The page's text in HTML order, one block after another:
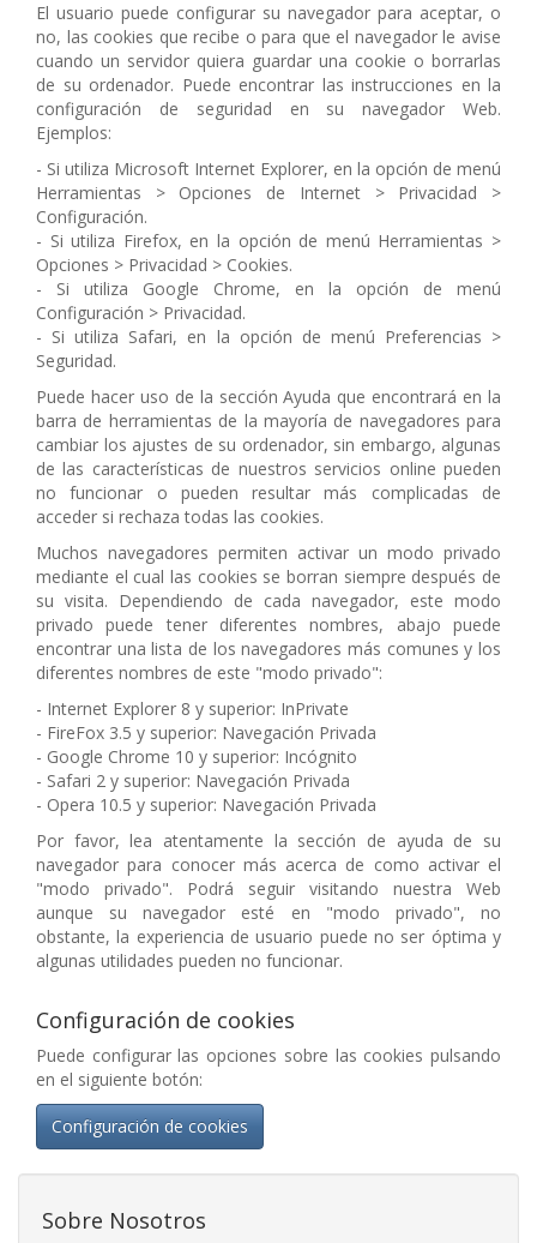
El usuario puede configurar su navegador para aceptar, o
no, las cookies que recibe o para que el navegador le avise
cuando un servidor quiera guardar una cookie o borrarlas
de su ordenador. Puede encontrar las instrucciones en la
configuración de seguridad en su navegador Web.
Ejemplos:
- Si utiliza Microsoft Internet Explorer, en la opción de menú
Herramientas > Opciones de Internet > Privacidad >
Configuración.
- Si utiliza Firefox, en la opción de menú Herramientas >
Opciones > Privacidad > Cookies.
- Si utiliza Google Chrome, en la opción de menú
Configuración > Privacidad.
- Si utiliza Safari, en la opción de menú Preferencias >
Seguridad.
Puede hacer uso de la sección Ayuda que encontrará en la
barra de herramientas de la mayoría de navegadores para
cambiar los ajustes de su ordenador, sin embargo, algunas
de las características de nuestros servicios online pueden
no funcionar o pueden resultar más complicadas de
acceder si rechaza todas las cookies.
Muchos navegadores permiten activar un modo privado
mediante el cual las cookies se borran siempre después de
su visita. Dependiendo de cada navegador, este modo
privado puede tener diferentes nombres, abajo puede
encontrar una lista de los navegadores más comunes y los
diferentes nombres de este "modo privado":
- Internet Explorer 8 y superior: InPrivate
- FireFox 3.5 y superior: Navegación Privada
- Google Chrome 10 y superior: Incógnito
- Safari 2 y superior: Navegación Privada
- Opera 10.5 y superior: Navegación Privada
Por favor, lea atentamente la sección de ayuda de su
navegador para conocer más acerca de como activar el
"modo privado". Podrá seguir visitando nuestra Web
aunque su navegador esté en "modo privado", no
obstante, la experiencia de usuario puede no ser óptima y
algunas utilidades pueden no funcionar.
Configuración de cookies
Puede configurar las opciones sobre las cookies pulsando
en el siguiente botón:
Configuración de cookies
Sobre Nosotros